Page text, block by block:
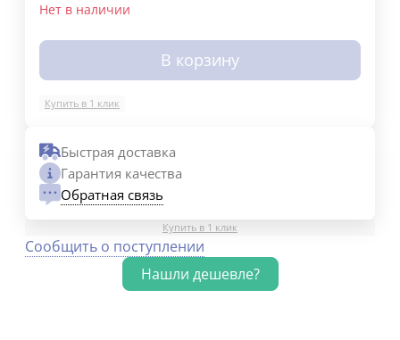
Нет в наличии
В корзину
Купить в 1 клик
Быстрая доставка
Гарантия качества
Обратная связь
Купить в 1 клик
Сообщить о поступлении